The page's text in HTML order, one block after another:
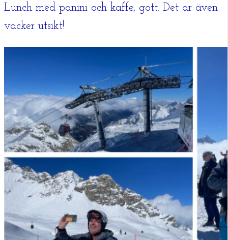
Lunch med panini och kaffe, gott. Det är även
vacker utsikt!